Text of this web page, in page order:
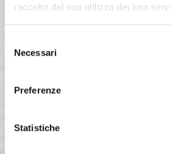
raccolto dal suo utilizzo dei loro
delNecessari
Preferenze
Statistiche